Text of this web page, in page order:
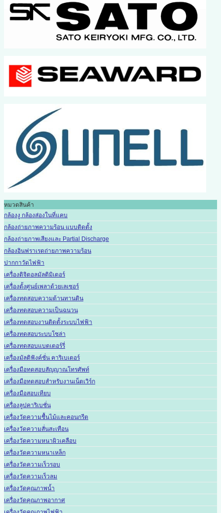
หมวดสินค้า
กล้องงู กล้องส่องในที่แคบ
กล้องถ่ายภาพความร้อน แบบติดตั้ง
กล้องถ่ายภาพเสียงและ Partial Discharge
กล้องอินฟราเรดถ่ายภาพความร้อน
ปากกาวัดไฟฟ้า
เครื่องดิจิตอลมัลติมิเตอร์
เครื่องตั้งศูนย์เพลาด้วยเลเซอร์
เครื่องทดสอบความต้านทานดิน
เครื่องทดสอบความเป็นฉนวน
เครื่องทดสอบงานติดตั้งระบบไฟฟ้า
เครื่องทดสอบระบบโซล่า
เครื่องทดสอบแบตเตอร์รี่
เครื่องมัลติฟังค์ชั่น คาริเบเตอร์
เครื่องมือทดสอบสัญญาณโทรศัพท์
เครื่องมือทดสอบสำหรับงานเน็ตเวิร์ก
เครื่องมือสอบเทียบ
เครื่องลูปคาริเบชั่น
เครื่องวัดความชื้นไม้และคอนกรีต
เครื่องวัดความสั่นสะเทือน
เครื่องวัดความหนาผิวเคลือบ
เครื่องวัดความหนาเหล็ก
เครื่องวัดความเร็วรอบ
เครื่องวัดความเร็วลม
เครื่องวัดคุณภาพน้ำ
เครื่องวัดคุณภาพอากาศ